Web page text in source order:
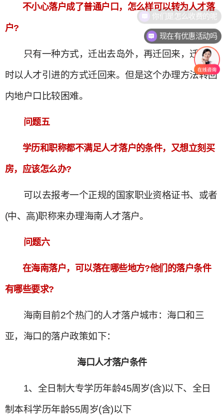
不小心落户成了普通户口，怎么样可以转为人才落
户?
只有一种方式，迁出去岛外，再迁回来，迁回来
时以人才引进的方式迁回来。但是这个办理方法转回
内地户口比较困难。
问题五
学历和职称都不满足人才落户的条件，又想立刻买
房，应该怎么办?
可以去报考一个正规的国家职业资格证书、或者
(中、高)职称来办理海南人才落户。
问题六
在海南落户，可以落在哪些地方?他们的落户条件
有哪些要求?
海南目前2个热门的人才落户城市：海口和三
亚，海口的落户政策如下：
海口人才落户条件
1、全日制大专学历年龄45周岁(含)以下、全日
制本科学历年龄55周岁(含)以下
你们是怎么收费的呢
现在有优惠活动吗